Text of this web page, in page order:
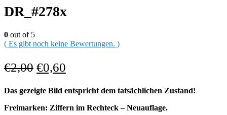
DR_#278x
0 out of 5
( Es gibt noch keine Bewertungen. )
€2,00 €0,60
Das gezeigte Bild entspricht dem tatsächlichen Zustand!
Freimarken: Ziffern im Rechteck – Neuauflage.